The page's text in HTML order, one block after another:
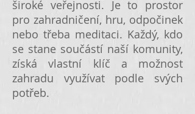
široké veřejnosti. Je to prostor
pro zahradničení, hru, odpočinek
nebo třeba meditaci. Každý, kdo
se stane součástí naší komunity,
získá vlastní klíč a možnost
zahradu využívat podle svých
potřeb.